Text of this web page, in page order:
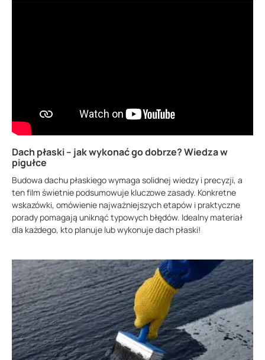
Dach płaski – jak wykonać go dobrze? Wiedza w
pigułce
Budowa dachu płaskiego wymaga solidnej wiedzy i precyzji, a
ten film świetnie podsumowuje kluczowe zasady. Konkretne
wskazówki, omówienie najważniejszych etapów i praktyczne
porady pomagają uniknąć typowych błędów. Idealny materiał
dla każdego, kto planuje lub wykonuje dach płaski!